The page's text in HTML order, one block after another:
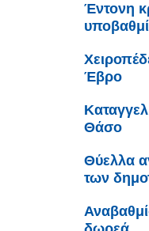
Έντονη
Έβρο
Θάσο
Θύελλα
των